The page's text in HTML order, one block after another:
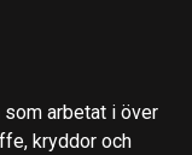
som arbetat i över
kryddor och